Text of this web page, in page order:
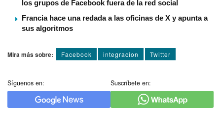
los grupos de Facebook fuera de la red social
Francia hace una redada a las oficinas de X y apunta a
sus algoritmos
Mira más sobre: Facebook integracion Twitter
Síguenos en: Suscríbete en: